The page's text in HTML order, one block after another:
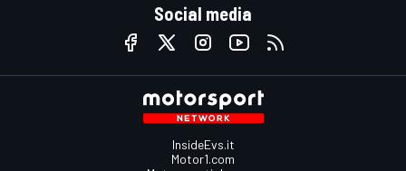
Social media
InsideEvs.it
Motor1.com